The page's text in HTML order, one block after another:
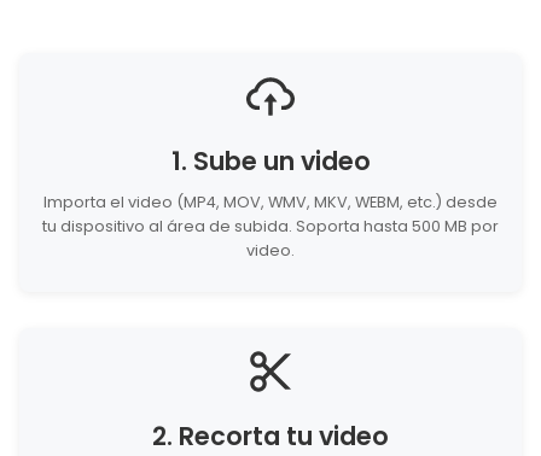
1. Sube un video
Importa el video (MP4, MOV, WMV, MKV, WEBM, etc.) desde
tu dispositivo al área de subida. Soporta hasta 500 MB por
video.
2. Recorta tu video